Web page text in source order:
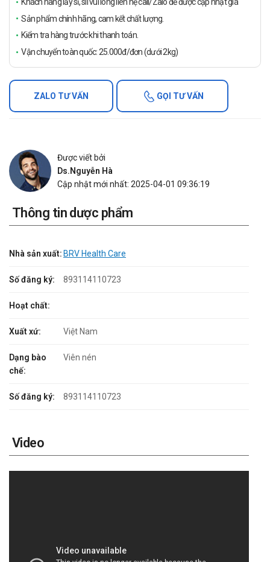
Sản phẩm chính hãng, cam kết chất lượng.
Kiểm tra hàng trước khi thanh toán.
Vận chuyển toàn quốc: 25.000đ/đơn (dưới 2kg)
ZALO TƯ VẤN GỌI TƯ VẤN
Được viết bởi
Ds.Nguyễn Hà
Cập nhật mới nhất: 2025-04-01 09:36:19
Thông tin dược phẩm
Nhà sản xuất: BRV Health Care
Số đăng ký: 893114110723
Hoạt chất:
Xuất xứ: Việt Nam
Dạng bào
chế:
Viên nén
Số đăng ký: 893114110723
Video